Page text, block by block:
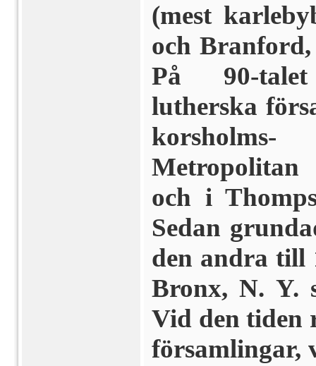
(mest
och Branford,
På 90-talet
lutherska
Metropolitan
och i
Sedan
den andra till
Bronx, N. Y.
Vid den tiden
församlingar,